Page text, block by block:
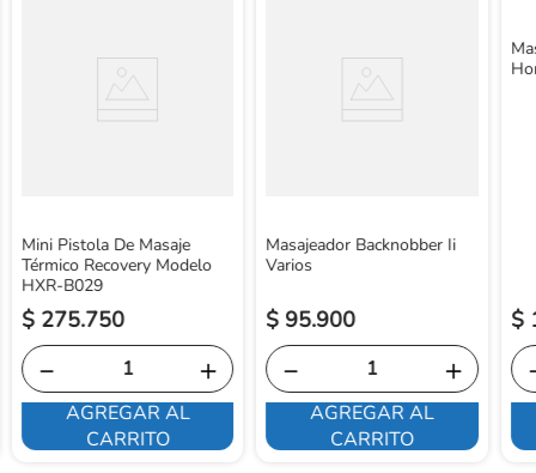
Mini Pistola De Masaje
Térmico Recovery Modelo
HXR-B029
$ 275.750
＋
－
AGREGAR AL
CARRITO
Masajeador Backnobber Ii
Varios
$ 95.900
＋
－
AGREGAR AL
CARRITO
$